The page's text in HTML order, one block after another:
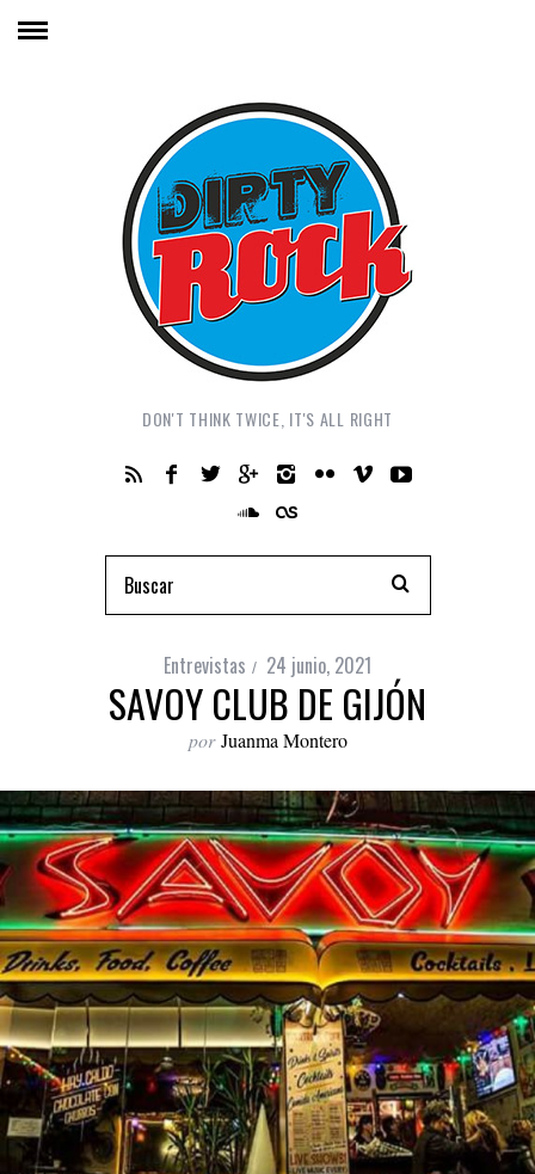
DON'T THINK TWICE, IT'S ALL RIGHT
Entrevistas 24 junio, 2021
SAVOY CLUB DE GIJÓN
por Juanma Montero